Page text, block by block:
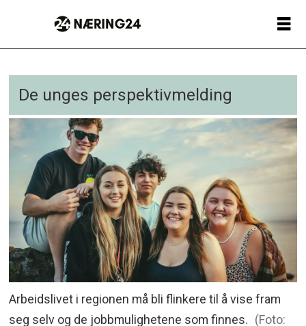
De unges perspektivmelding
Arbeidslivet i regionen må bli flinkere til å vise fram
seg selv og de jobbmulighetene som finnes. (Foto: